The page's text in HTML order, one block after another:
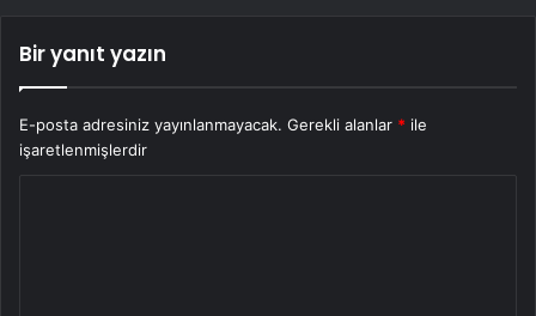
Bir yanıt yazın
E-posta adresiniz yayınlanmayacak. Gerekli alanlar * ile
işaretlenmişlerdir